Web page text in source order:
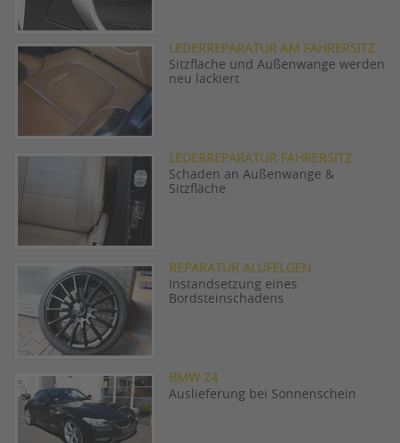
LEDERREPARATUR AM FAHRERSITZ
Sitzfläche und Außenwange werden
neu lackiert
LEDERREPARATUR FAHRERSITZ
Schaden an Außenwange &
Sitzfläche
REPARATUR ALUFELGEN
Instandsetzung eines
Bordsteinschadens
BMW Z4
Auslieferung bei Sonnenschein